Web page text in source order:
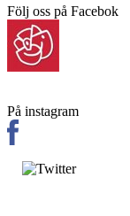
Följ oss på Facebok
På instagram